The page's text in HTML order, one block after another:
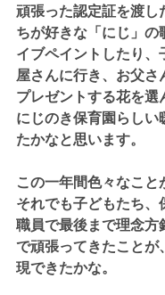
頑張った認定証を渡し
ちが好きな「にじ」の
イブペイントしたり、
屋さんに行き、お父さ
プレゼントする花を選
にじのき保育園らしい
たかなと思います。
この一年間色々なこと
それでも子どもたち、
職員で最後まで理念方
で頑張ってきたことが
現できたかな。